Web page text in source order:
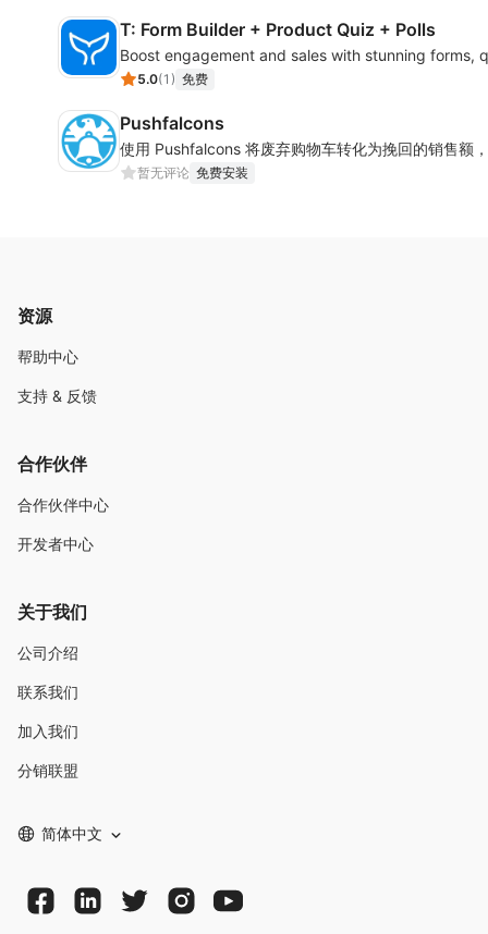
T: Form Builder + Product Quiz + Polls
Boost engagement and sales with stunning forms,
5.0(1 ) 免费
Pushfalcons
使用 Pushfalcons 将废弃购物车转化为挽回的销售额
暂无评论 免费安装
资源
帮助中心
支持 & 反馈
合作伙伴
合作伙伴中心
开发者中心
关于我们
公司介绍
联系我们
加入我们
分销联盟
简体中文